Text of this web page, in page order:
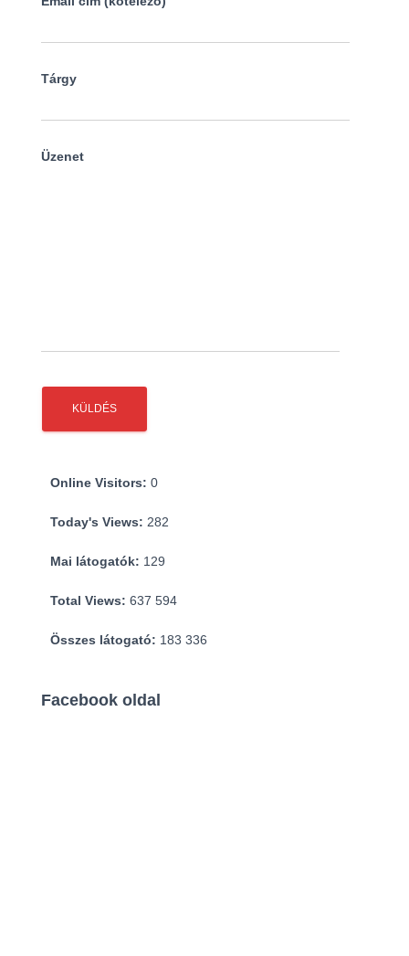
Tárgy
Üzenet
Online Visitors: 0
Today's Views: 282
Mai látogatók: 129
Total Views: 637 594
Összes látogató: 183 336
Facebook oldal